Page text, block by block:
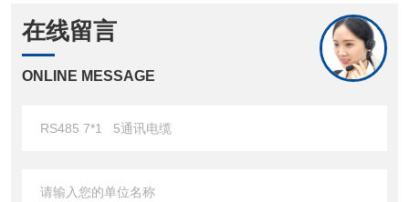
在线留言
ONLINE MESSAGE